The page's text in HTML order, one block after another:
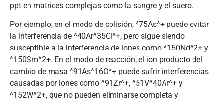
ppt en matrices complejas como la sangre y el suero.
Por ejemplo, en el modo de colisión, ^75As^+ puede evitar
la interferencia de ^40Ar^35Cl^+, pero sigue siendo
susceptible a la interferencia de iones como ^150Nd^2+ y
^150Sm^2+. En el modo de reacción, el ion producto del
cambio de masa ^91As^16O^+ puede sufrir interferencias
causadas por iones como ^91Zr^+, ^51V^40Ar^+ y
^152W^2+, que no pueden eliminarse completa y